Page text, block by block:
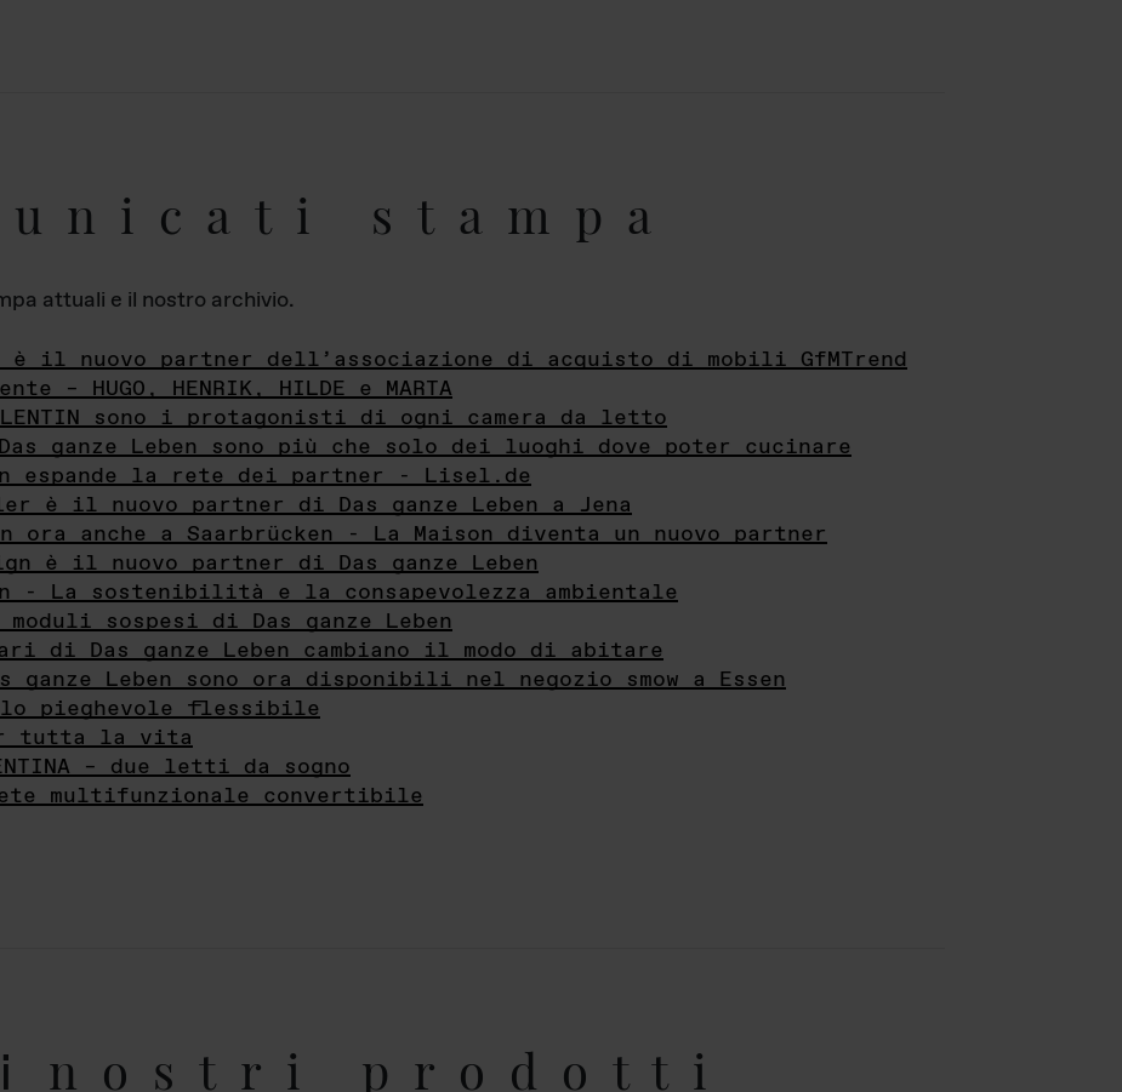
stampa
attuali e il nostro archivio.
è il nuovo partner dell’associazione di acquisto di mobili GfMTrend
– HUGO, HENRIK, HILDE e MARTA
sono i protagonisti di ogni camera da letto
Das ganze Leben sono più che solo dei luoghi dove poter cucinare
espande la rete dei partner - Lisel.de
è il nuovo partner di Das ganze Leben a Jena
ora anche a Saarbrücken - La Maison diventa un nuovo partner
è il nuovo partner di Das ganze Leben
- La sostenibilità e la consapevolezza ambientale
sospesi di Das ganze Leben
di Das ganze Leben cambiano il modo di abitare
Leben sono ora disponibili nel negozio smow a Essen
pieghevole flessibile
tutta la vita
– due letti da sogno
multifunzionale convertibile
nostri prodotti